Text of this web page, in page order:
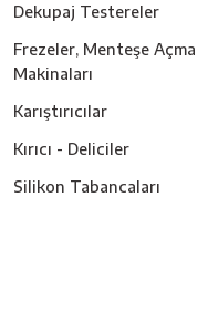
Dekupaj Testereler
Frezeler, Menteşe Açma
Makinaları
Karıştırıcılar
Kırıcı - Deliciler
Silikon Tabancaları